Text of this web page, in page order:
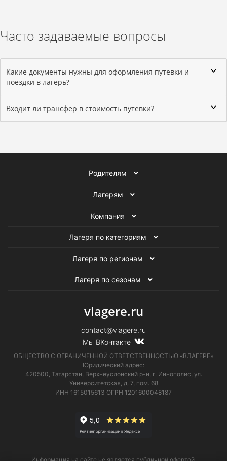
Часто задаваемые вопросы
Какие документы нужны для оформления путевки и
поездки в лагерь?
Входит ли трансфер в стоимость путевки?
Родителям
Лагерям
Компания
Лагеря по категориям
Лагеря по регионам
Лагеря по сезонам
vlagere.ru
contact@vlagere.ru
Мы ВКонтакте
ОБЩЕСТВО С ОГРАНИЧЕННОЙ ОТВЕТСТВЕННОСТЬЮ «ВЛАГЕРЕ»
Юридический адрес:
420500, Татарстан, Верхнеуслонский р-н, г. Иннополис, ул.
Университетская, д. 7, пом. 68
ИНН 1615015613 ОГРН 1201600048187
Информация на сайте не является публичной офертой.